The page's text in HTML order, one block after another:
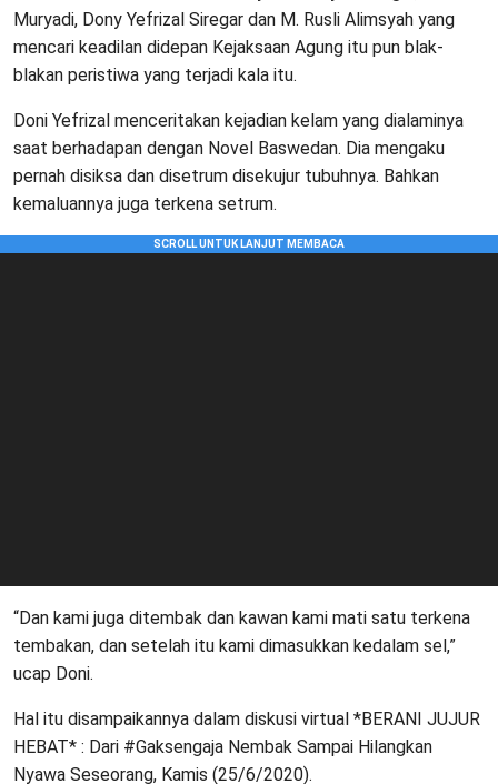
Muryadi, Dony Yefrizal Siregar dan M. Rusli Alimsyah yang
mencari keadilan didepan Kejaksaan Agung itu pun blak-
blakan peristiwa yang terjadi kala itu.
Doni Yefrizal menceritakan kejadian kelam yang dialaminya
saat berhadapan dengan Novel Baswedan. Dia mengaku
pernah disiksa dan disetrum disekujur tubuhnya. Bahkan
kemaluannya juga terkena setrum.
“Dan kami juga ditembak dan kawan kami mati satu terkena
tembakan, dan setelah itu kami dimasukkan kedalam sel,”
ucap Doni.
Hal itu disampaikannya dalam diskusi virtual *BERANI JUJUR
HEBAT* : Dari #Gaksengaja Nembak Sampai Hilangkan
Nyawa Seseorang, Kamis (25/6/2020).